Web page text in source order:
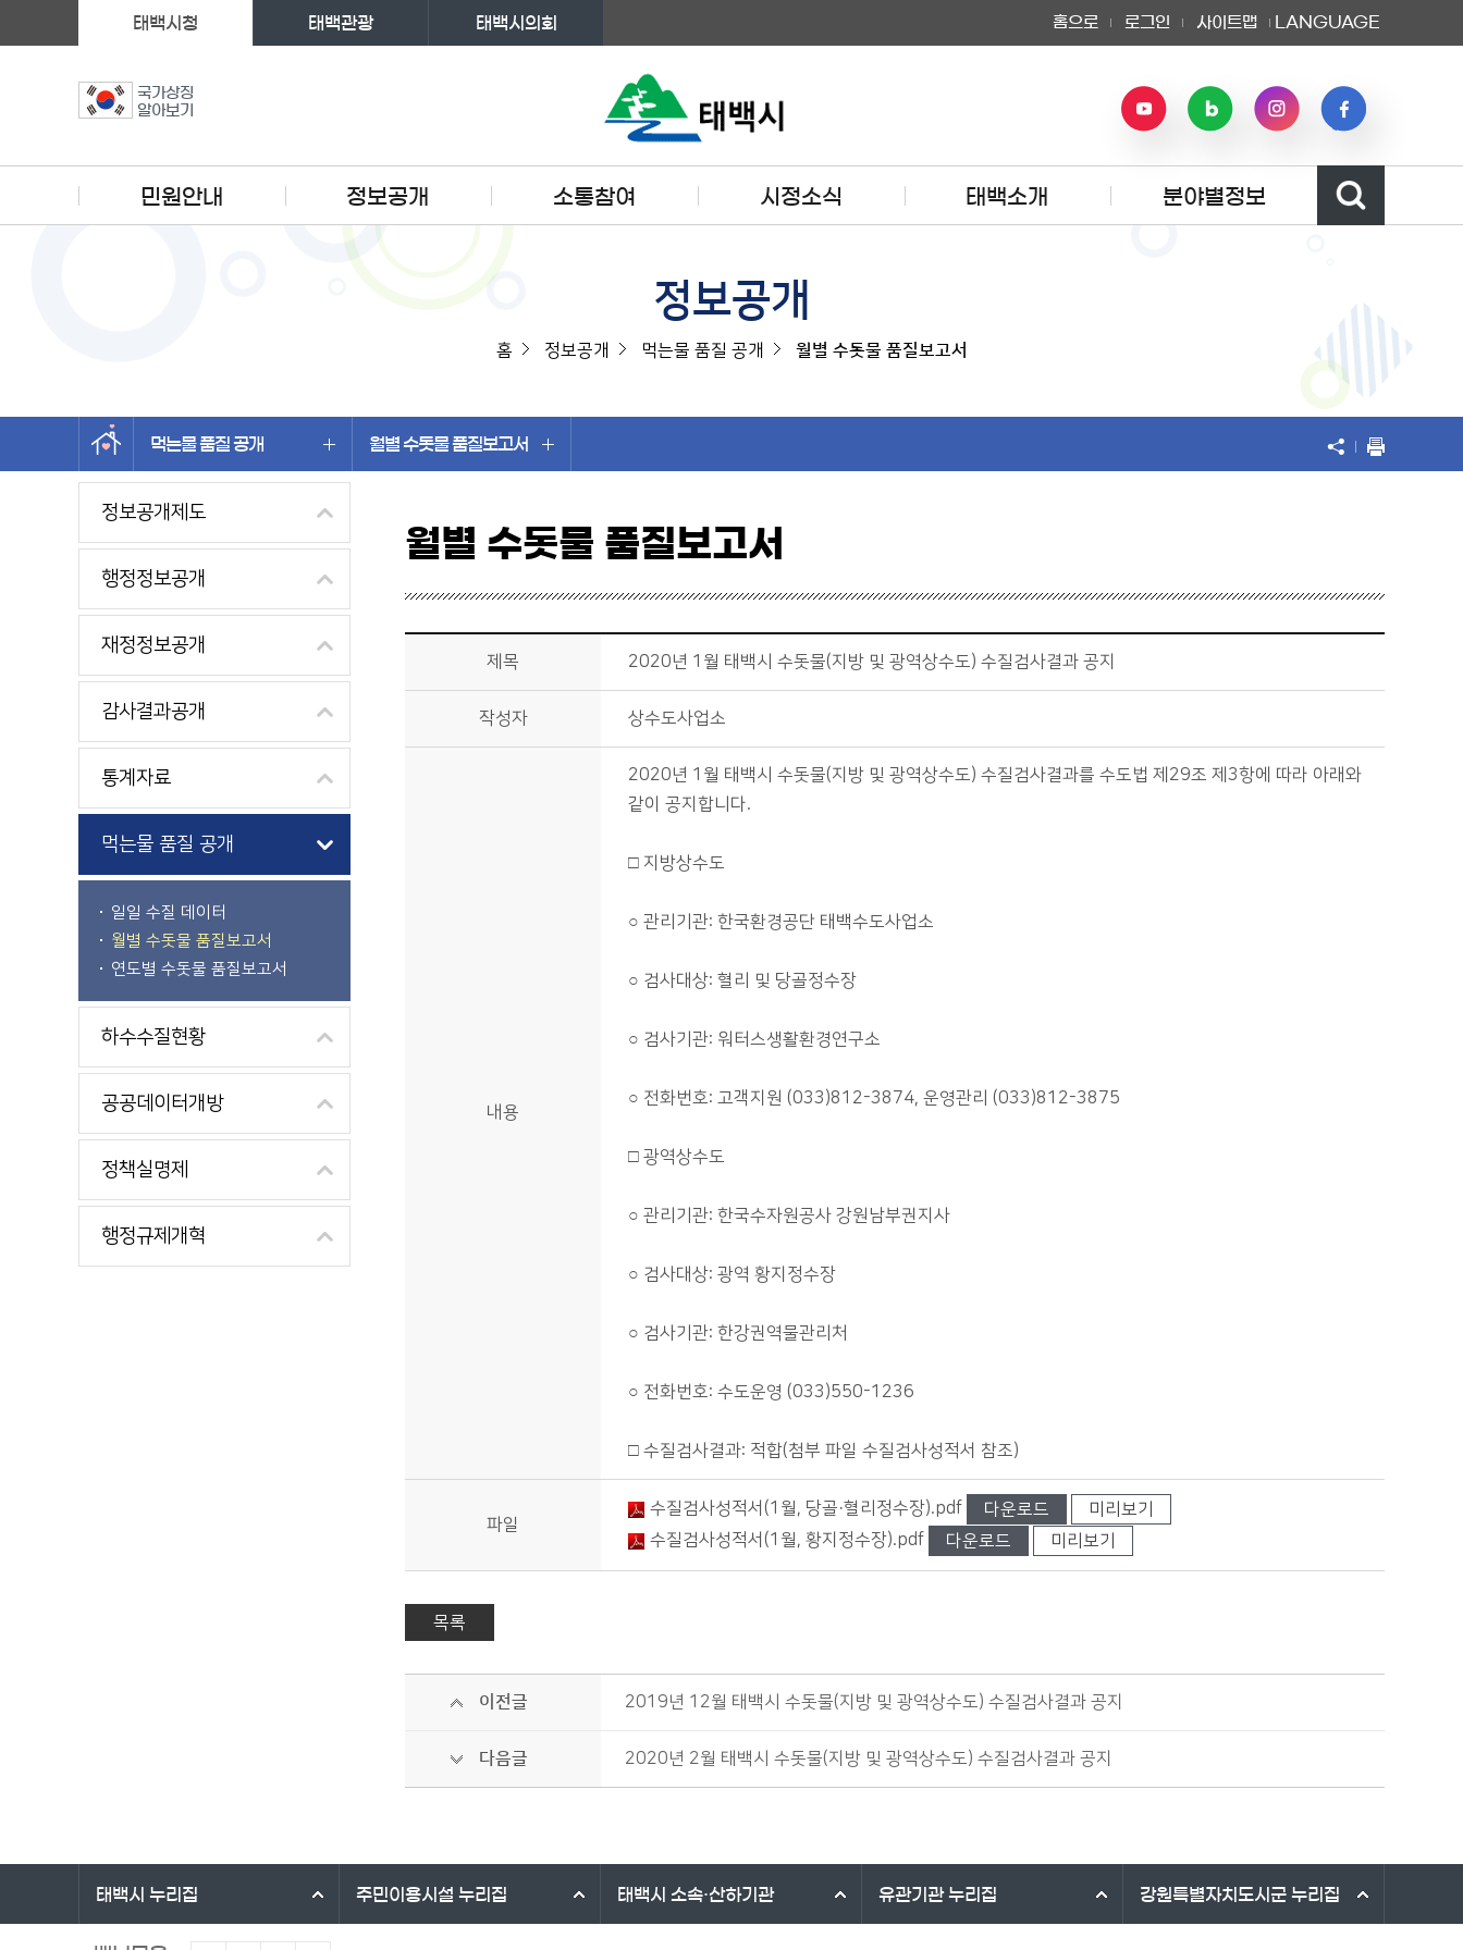
국가상징
알아보기
태백시청 태백관광 태백시의회 홈으로 로그인 사이트맵 LANGUAGE
민원안내 정보공개 소통참여 시정소식 태백소개 분야별정보
정보공개
홈 정보공개 먹는물 품질 공개 월별 수돗물 품질보고서
먹는물 품질 공개 월별 수돗물 품질보고서
왼쪽메뉴
정보공개제도
행정정보공개
재정정보공개
감사결과공개
통계자료
먹는물 품질 공개
일일 수질 데이터
월별 수돗물 품질보고서
연도별 수돗물 품질보고서
하수수질현황
공공데이터개방
정책실명제
행정규제개혁
월별 수돗물 품질보고서
정보공개>먹는물 품질 공개>월별수돗물품질보고서 상세보기 - 제목, 작성자, 내용, 파일 제공
제목 2020년 1월 태백시 수돗물(지방 및 광역상수도) 수질검사결과 공지
작성자 상수도사업소
내용
2020년 1월 태백시 수돗물(지방 및 광역상수도) 수질검사결과를 수도법 제29조 제3항에 따라 아래와
같이 공지합니다.
□ 지방상수도
○ 관리기관: 한국환경공단 태백수도사업소
○ 검사대상: 혈리 및 당골정수장
○ 검사기관: 워터스생활환경연구소
○ 전화번호: 고객지원 (033)812-3874, 운영관리 (033)812-3875
□ 광역상수도
○ 관리기관: 한국수자원공사 강원남부권지사
○ 검사대상: 광역 황지정수장
○ 검사기관: 한강권역물관리처
○ 전화번호: 수도운영 (033)550-1236
□ 수질검사결과: 적합(첨부 파일 수질검사성적서 참조)
파일
수질검사성적서(1월, 당골·혈리정수장).pdf 다운로드
미리보기
수질검사성적서(1월, 황지정수장).pdf
다운로드 미리보기
목록
이전글 2019년 12월 태백시 수돗물(지방 및 광역상수도) 수질검사결과 공지
다음글 2020년 2월 태백시 수돗물(지방 및 광역상수도) 수질검사결과 공지
태백시 누리집 주민이용시설 누리집 태백시 소속·산하기관 유관기관누리집 강원특별자치도시군 누리집